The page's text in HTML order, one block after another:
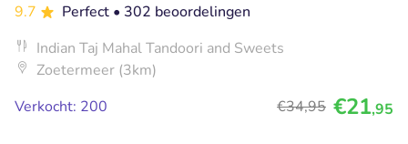
9.7
Perfect • 302 beoordelingen
Indian Taj Mahal Tandoori and Sweets
Zoetermeer (3km)
Verkocht: 200
€34,95 €21,95